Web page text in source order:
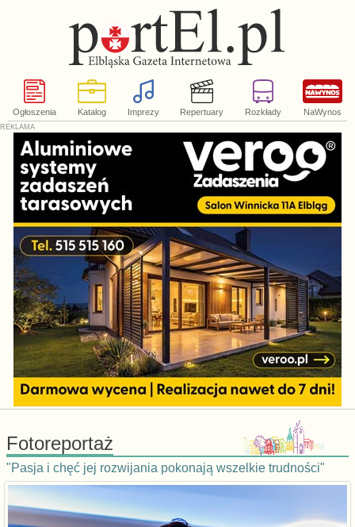
Ogłoszenia Katalog Imprezy Repertuary Rozkłady NaWynos
Fotoreportaż
"Pasja i chęć jej rozwijania pokonają wszelkie trudności"